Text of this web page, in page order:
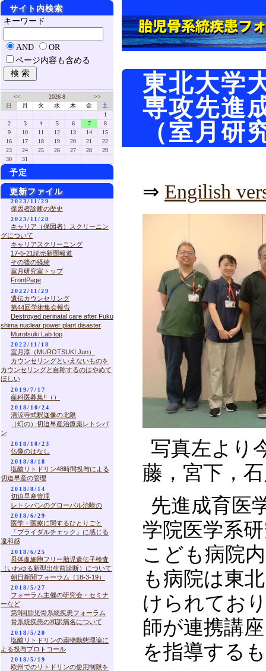
東北大学
専攻先進
（室月
⇒ Engilish
写真左より
藤，宮下，
先進成育医
学院医学系
こども病院
も病院は東
けられてお
師が連携講
を指導する
サイト内検索
キーワード
AND
OR
ページ内容も含める
<< 2026-8
>>
日
月 火 水 木 金
土
1
2
3 4 5 6 7
8
9
10 11 12 13 14
15
16
17 18 19 20 21
22
23
24 25 26 27 28
29
30
31
予定
更新ファイル
2023/11/29
保因者診断の歴史
2023/11/28
キャリア（保因者）スクリーニン
グについて
キャリアスクリーニング
17-5-21読売新聞報道
その後の経緯
室月研究室トップ
FrontPage
2022/11/29
遺伝カウンセリング
第44回学術集会報告
Destroyed perinatal care after Fuku
shima nuclear power plant disaster
Murotsuki Lab top
2022/11/18
室月淳（MUROTSUKI Jun）
カウンセリングといえないものを
カウンセリングと自称するのはやめて
ほしい
2019/7/17
産科医募集!!（）
2018/10/24
清涼寺式釈迦像の北限
（幻の）切迫早産治療薬レトシバ
ン
2018/10/23
仏像のはなし
2018/8/18
塩酸リトドリン48時間投与による
切迫早産の管理
2018/8/14
切迫早産管理
レトシバンのグローバル治験の
2018/6/29
医学・医療に関するひとりごと
「ブライダルチェック」に感じる
違和感
2018/6/25
母体血細胞フリー胎児遺伝子検査
（いわゆる新型出生前診断）について
朝日新聞フォーラム（18-3-19）
2018/5/27
フォーラム主催の研究会・セミナ
ーなど
第9回胎児骨系統疾患フォーラム
骨系統疾患の和訳病名について
2018/5/20
塩酸リトドリンの薬物動態理論に
よる投与プロトコール
2018/5/19
欧州でのリトドリンの使用制限を